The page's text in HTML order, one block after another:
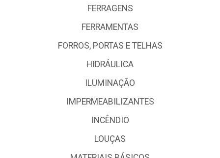
FERRAGENS
FERRAMENTAS
FORROS, PORTAS E TELHAS
HIDRÁULICA
ILUMINAÇÃO
IMPERMEABILIZANTES
INCÊNDIO
LOUÇAS